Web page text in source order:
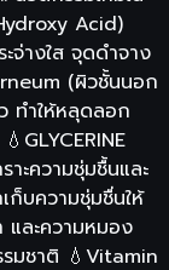
Acid)
จ่างใส จุดดำจาง
(ผิวชั้นนอก
ทำให้หลุดลอก
ะความชุ่มชื้นและ
ก็บความชุ่มชื่นให้
ละความหมอง
มชาติ 💧Vitamin